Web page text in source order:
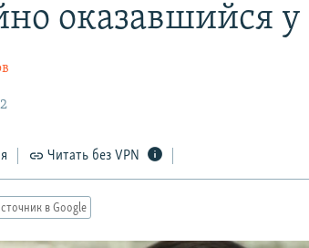
оказавшийся у
Читать без VPN
в Google